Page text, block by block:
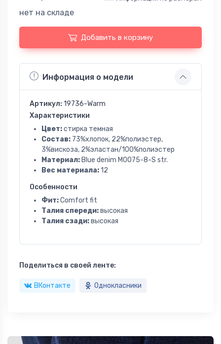
нет на складе
Добавить в корзину
Информация о модели
Артикул: 19736-Warm
Характеристики
Цвет:стирка темная
Состав: 73%хлопок, 22%полиэстер,
3%вискоза, 2%эластан/100%полиэстер
Материал: Blue denim M0075-8-S str.
Вес материала:12
Особенности
Фит:Comfort fit
Талия спереди:высокая
Талия сзади:высокая
Поделиться в своей ленте:
ВКонтакте Однокласники